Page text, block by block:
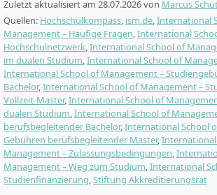
Fachlicher
Schwerpunkt
Wirtschaft,
Management und
spezialisierte
Anwendungsfelder
Studienmodelle
Vollzeit, dual,
berufsbegleitend
und Fernstudium
Auslandssemester in
vielen Programmen,
englischsprachige
Zuletzt aktualisiert am 28.07.2026von Marcus
Quellen: Hochschulkompass, ism.de,International
Management – Häufige Fragen,International
Hochschulnetzwerk,International School of
im dualen Studium,International School of
International School of Management –
Bachelor,International School of Management –
Vollzeit-Master,International School of
dualen Studium,International School of
berufsbegleitender Bachelor,International School
Gebühren berufsbegleitender Master,
Management – Zulassungsbedingungen,
Management – Weg zum Studium,International
Studienfinanzierung,Stiftung Akkreditierungsrat
4 Semester
Englisch
Details
6
Details
Betriebswirtschaft ·
Real Estate
Management
Duales Studium
Bachelor of Science (B.Sc.)
6 Semester
Master
4